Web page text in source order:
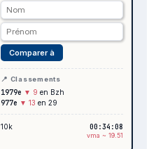
Comparer à
📍 Classements
1979e ▼ 9 en Bzh
977e ▼ 13 en 29
10k 00:34:08
vma ~ 19.51